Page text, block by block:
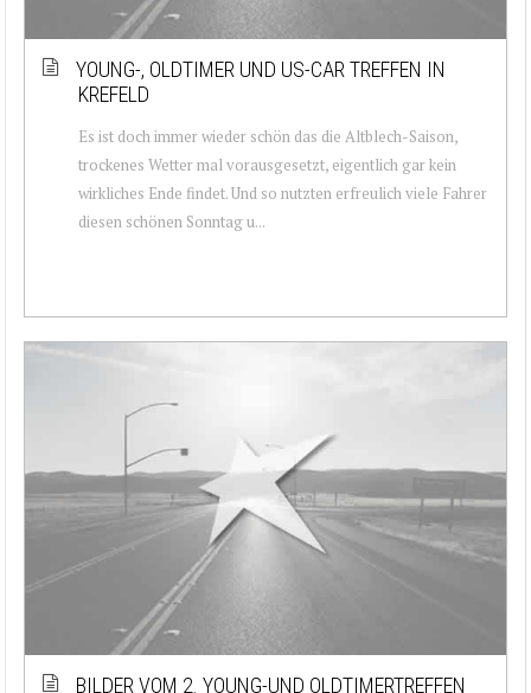
YOUNG-, OLDTIMER UND US-CAR TREFFEN IN
KREFELD
Es ist doch immer wieder schön das die Altblech-Saison,
trockenes Wetter mal vorausgesetzt, eigentlich gar kein
wirkliches Ende findet. Und so nutzten erfreulich viele Fahrer
diesen schönen Sonntag u...
BILDER VOM 2. YOUNG-UND OLDTIMERTREFFEN